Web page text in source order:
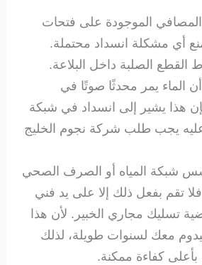
المصافي الموجودة على فتحات
أي مشكلة انسداد محتملة.
الصلبة داخل البلاعة.
الماء يمر محدثًا صوتًا في
هذا يشير إلى انسداد في شبكة
يجب طلب شركة نجوم الخليج
شبكة المياه أو الصرف الصحي
تقم بفعل ذلك إلا على يد فني
تسليك مجاري الخبير. لأن هذا
معك لسنوات طويلة، لذلك
كفاءة ممكنة.